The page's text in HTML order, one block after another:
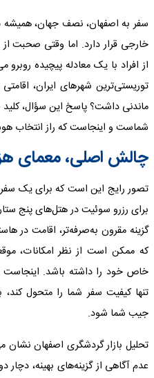
سفر به اصفهان، نصف جهان، همیشه
خارجی قرار دارد. اما وقتی صحبت
از افراد با یک معادله پیچیده
توریستی‌ترین شهرهای ایران،
شماست و اینجاست که راز انتخاب
چالش اصلی، معمای
تصور رایج این است که برای یک
برای رزرو سوئیت در هتل‌های پنج
گزینه مقرون به‌صرفه‌تر، اقامت در
که ممکن است از نظر امکانات،
خاص خود را داشته باشد. اینجاست
تنها کیفیت سفر شما را متحول کند،
جیب شما شود.
تحلیل بازار گردشگری اصفهان نشان
عدم آگاهی از گزینه‌های بهینه،